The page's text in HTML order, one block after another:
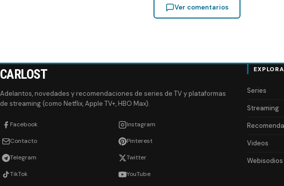
Ver comentarios
CARLOST
Adelantos, novedades y recomendaciones de series de TV y plataformas
de streaming (como Netflix, Apple TV+, HBO Max).
Facebook Instagram
Contacto Pinterest
Telegram Twitter
TikTok YouTube
Series
Streaming
Videos
Webisodios